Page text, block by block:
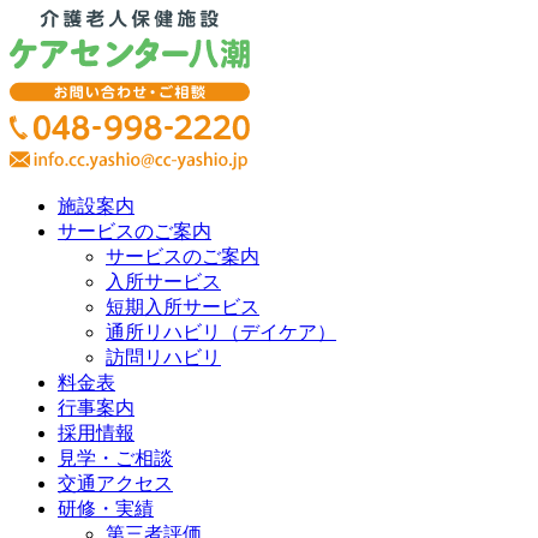
施設案内
サービスのご案内
サービスのご案内
入所サービス
短期入所サービス
通所リハビリ（デイケア）
訪問リハビリ
料金表
行事案内
採用情報
見学・ご相談
交通アクセス
研修・実績